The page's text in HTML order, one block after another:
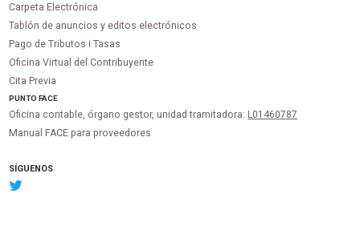
Carpeta Electrónica
Tablón de anuncios y editos electrónicos
Pago de Tributos i Tasas
Oficina Virtual del Contribuyente
Cita Previa
PUNTOFACE
Oficina contable, órgano gestor, unidad tramitadora: L01460787
Manual FACE para proveedores
SÍGUENOS